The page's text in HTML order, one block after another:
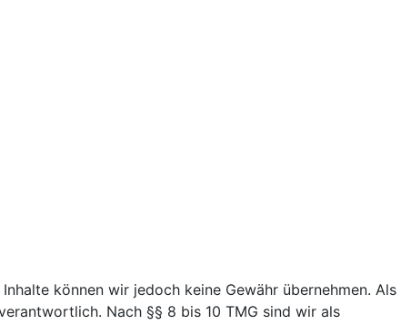
können wir jedoch keine Gewähr übernehmen. Als
Nach §§ 8 bis 10 TMG sind wir als